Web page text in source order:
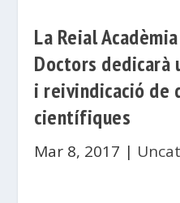
La Reial
Doctors dedicarà
i reivindicació de
científiques
Mar 8, 2017 |